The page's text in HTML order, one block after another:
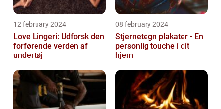
12 february 2024
Love Lingeri: Udforsk den
forførende verden af
undertøj
08 february 2024
Stjernetegn plakater - En
personlig touche i dit
hjem